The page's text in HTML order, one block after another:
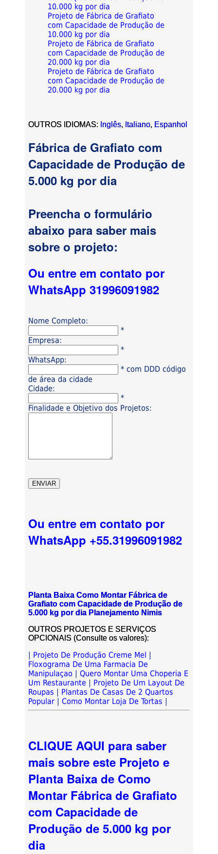
10.000 kg por dia
Projeto de Fábrica de Grafiato
com Capacidade de Produção de
10.000 kg por dia
Projeto de Fábrica de Grafiato
com Capacidade de Produção de
20.000 kg por dia
Projeto de Fábrica de Grafiato
com Capacidade de Produção de
20.000 kg por dia
OUTROS IDIOMAS: Inglês, Italiano, Espanhol
Fábrica de Grafiato com
Capacidade de Produção de
5.000 kg por dia
Preencha o formulário
abaixo para saber mais
sobre o projeto:
Ou entre em contato por
WhatsApp 31996091982
Nome Completo:
*
Empresa:
*
WhatsApp:
* com DDD código
de área da cidade
Cidade:
*
Finalidade e Objetivo dos Projetos:
Ou entre em contato por
WhatsApp +55.31996091982
Planta Baixa Como Montar Fábrica de
Grafiato com Capacidade de Produção de
5.000 kg por dia Planejamento Nimis
OUTROS PROJETOS E SERVIÇOS
OPCIONAIS (Consulte os valores):
Projeto De Produção Creme Mel
Floxograma De Uma Farmacia De
Manipulaçao |Quero Montar Uma Choperia E
Um Restaurante
Projeto De Um Layout De
Roupas
Plantas De Casas De 2 Quartos
Popular |Como Montar Loja De Tortas
CLIQUE AQUI para saber
mais sobre este Projeto e
Planta Baixa de Como
Montar Fábrica de Grafiato
com Capacidade de
Produção de 5.000 kg por
dia